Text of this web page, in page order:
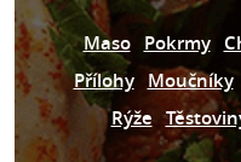
Maso Pokrmy
Přílohy Moučníky
Rýže